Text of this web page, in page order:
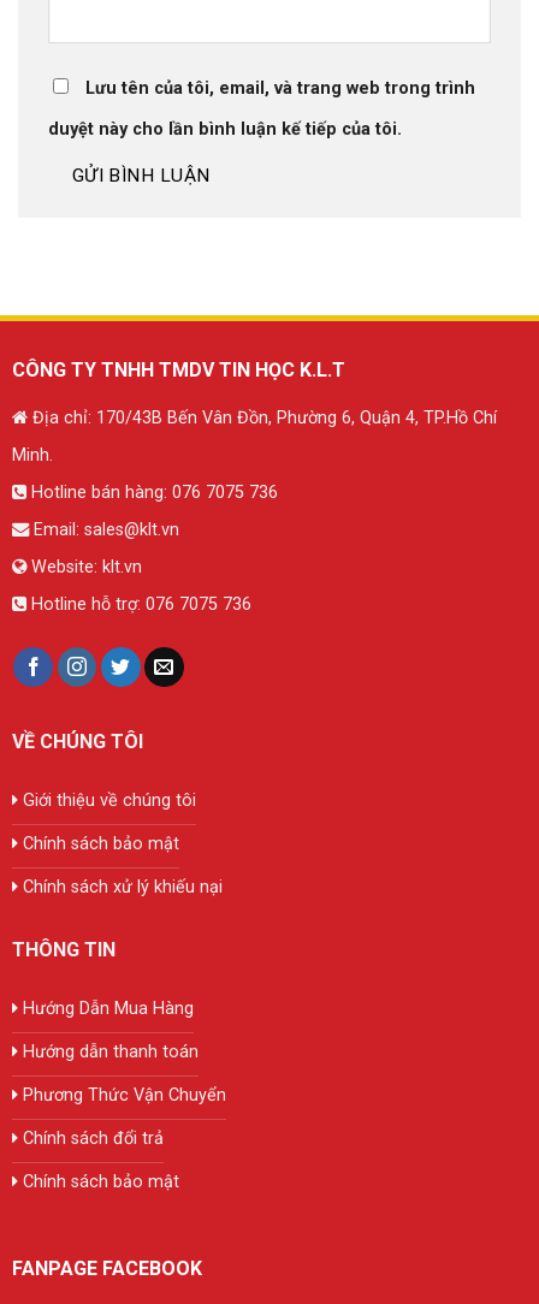
Lưu tên của tôi, email, và trang web trong trình
duyệt này cho lần bình luận kế tiếp của tôi.
CÔNG TY TNHH TMDV TIN HỌC K.L.T
Địa chỉ: 170/43B Bến Vân Đồn, Phường 6, Quận 4, TP.Hồ Chí
Minh.
Hotline bán hàng: 076 7075 736
Email: sales@klt.vn
Website: klt.vn
Hotline hỗ trợ: 076 7075 736
VỀ CHÚNG TÔI
Giới thiệu về chúng tôi
Chính sách bảo mật
Chính sách xử lý khiếu nại
THÔNG TIN
Hướng Dẫn Mua Hàng
Hướng dẫn thanh toán
Phương Thức Vận Chuyển
Chính sách đổi trả
Chính sách bảo mật
FANPAGE FACEBOOK